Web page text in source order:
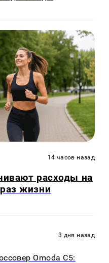
14 часов назад
расходы на
жизни
3 дня назад
Omoda C5: